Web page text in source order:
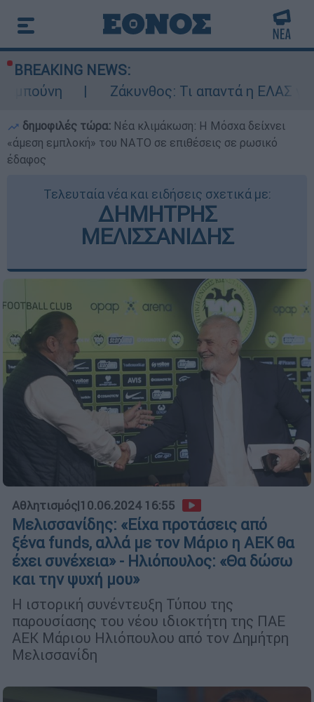
BREAKING NEWS:
Ζάκυνθος: Τι απαντά η ΕΛΑΣ για τους 8
δημοφιλές τώρα: Νέα κλιμάκωση: Η Μόσχα δείχνει
«άμεση εμπλοκή» του ΝΑΤΟ σε επιθέσεις σε ρωσικό
έδαφος
Τελευταία νέα και ειδήσεις σχετικά με:
ΔΗΜΗΤΡΗΣ
ΜΕΛΙΣΣΑΝΙΔΗΣ
Αθλητισμός|10.06.2024 16:55
Μελισσανίδης: «Είχα προτάσεις από
ξένα funds, αλλά με τον Μάριο η ΑΕΚ θα
έχει συνέχεια» - Ηλιόπουλος: «Θα δώσω
και την ψυχή μου»
Η ιστορική συνέντευξη Τύπου της
παρουσίασης του νέου ιδιοκτήτη της ΠΑΕ
ΑΕΚ Μάριου Ηλιόπουλου από τον Δημήτρη
Μελισσανίδη